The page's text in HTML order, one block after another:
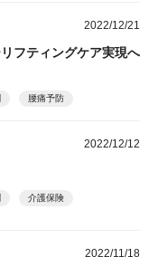
2022/12/21
フティングケア実現へ
腰痛予防
2022/12/12
介護保険
2022/11/18